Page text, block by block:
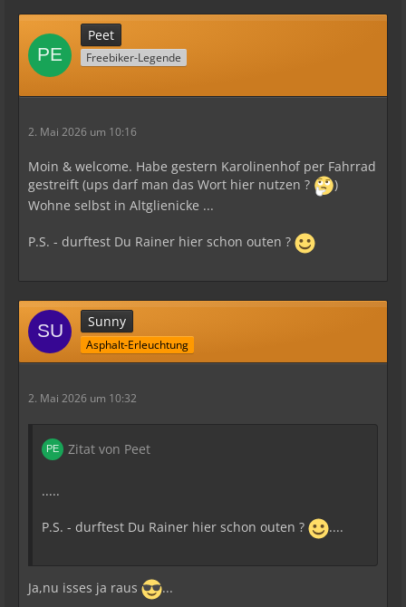
Peet
Freebiker-Legende
2. Mai 2026 um 10:16
Moin & welcome. Habe gestern Karolinenhof per Fahrrad
gestreift (ups darf man das Wort hier nutzen ?
)
Wohne selbst in Altglienicke ...
P.S. - durftest Du Rainer hier schon outen ?
Sunny
Asphalt-Erleuchtung
2. Mai 2026 um 10:32
Zitat von Peet
.....
P.S. - durftest Du Rainer hier schon outen ? ....
Ja,nu isses ja raus
...